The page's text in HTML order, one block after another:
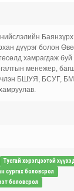
дүүрэг болон
хамрагдаж
менежер,
БШУЯ, БСУГ,
Тусгай хэрэгцээтэй
сургах боловсрол
боловсрол